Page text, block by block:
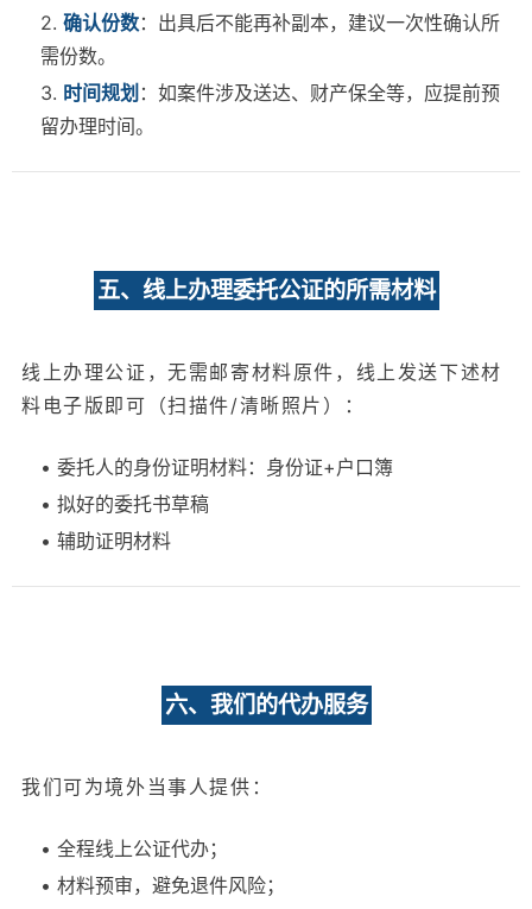
2. 确认份数：出具后不能再补副本，建议一次性确认所
需份数。
3. 时间规划 ：如案件涉及送达、财产保全等，应提前预
留办理时间。
五、线上办理委托公证的所需材料
线上办理公证，无需邮寄材料原件，线上发送下述材
料电子版即可（扫描件/清晰照片）：
• 委托人的身份证明材料：身份证+户口簿
• 拟好的委托书草稿
• 辅助证明材料
六、我们的代办服务
我们可为境外当事人提供：
• 全程线上公证代办；
• 材料预审，避免退件风险；